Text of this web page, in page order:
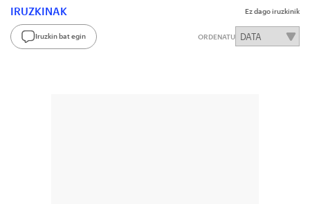
IRUZKINAK Ez dago iruzkinik
Iruzkin bat egin ORDENATU